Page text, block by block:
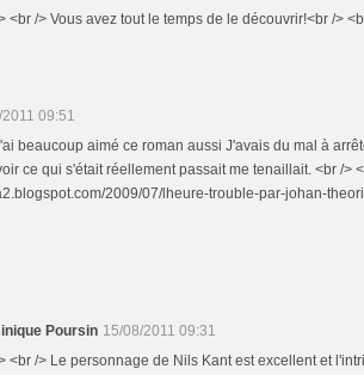
<br /> Vous avez tout le temps de le découvrir!<br />
09:51
beaucoup aimé ce roman aussi J'avais du mal à
ce qui s'était réellement passait me tenaillait. <br />
2009/07/lheure-trouble-par-johan-
Poursin 15/08/2011 09:31
<br /> Le personnage de Nils Kant est excellent et